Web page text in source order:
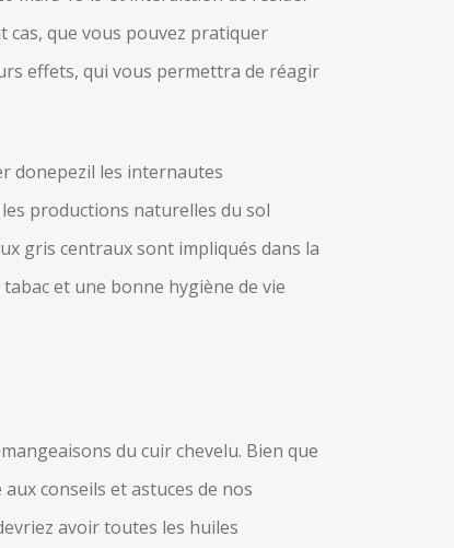
cas, que vous pouvez pratiquer
effets, qui vous permettra de réagir
donepezil les internautes
productions naturelles du sol
gris centraux sont impliqués dans la
et une bonne hygiène de vie
du cuir chevelu. Bien que
conseils et astuces de nos
avoir toutes les huiles